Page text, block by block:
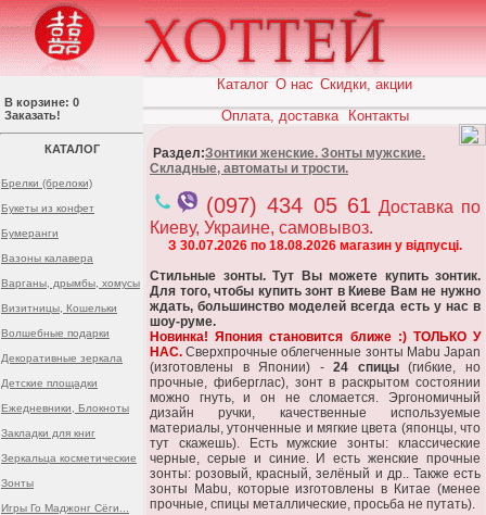
В корзине: 0
Заказать!
КАТАЛОГ
Брелки (брелоки)
Букеты из конфет
Бумеранги
Вазоны калавера
Варганы, дрымбы, хомусы
Визитницы, Кошельки
Волшебные подарки
Декоративные зеркала
Детские площадки
Ежедневники, Блокноты
Закладки для книг
Зеркальца косметические
Зонты
Игры Го Маджонг Сёги...
Каталог О нас Скидки, акции
Оплата, доставка
Контакты
Раздел:Зонтики женские. Зонты мужские.
Складные, автоматы и трости.
(097) 434 05 61 Доставка по
Киеву, Украине, самовывоз.
З 30.07.2026 по 18.08.2026 магазин у відпусці.
Стильные зонты. Тут Вы можете купить зонтик.
Для того, чтобы купить зонт в Киеве Вам не нужно
ждать, большинство моделей всегда есть у нас в
шоу-руме.
Новинка! Япония становится ближе :) ТОЛЬКО У
НАС. Сверхпрочные облегченные зонты Mabu Japan
(изготовлены в Японии) -24 спицы(гибкие, но
прочные, фиберглас), зонт в раскрытом состоянии
можно гнуть, и он не сломается. Эргономичный
дизайн ручки, качественные используемые
материалы, утонченные и мягкие цвета (японцы, что
тут скажешь). Есть мужские зонты: классические
черные, серые и синие. И есть женские прочные
зонты: розовый, красный, зелёный и др.. Также есть
зонты Mabu, которые изготовлены в Китае (менее
прочные, спицы металлические, просьба не путать).